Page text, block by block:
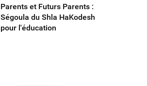
Parents et Futurs Parents :
Ségoula du Shla HaKodesh
pour l'éducation